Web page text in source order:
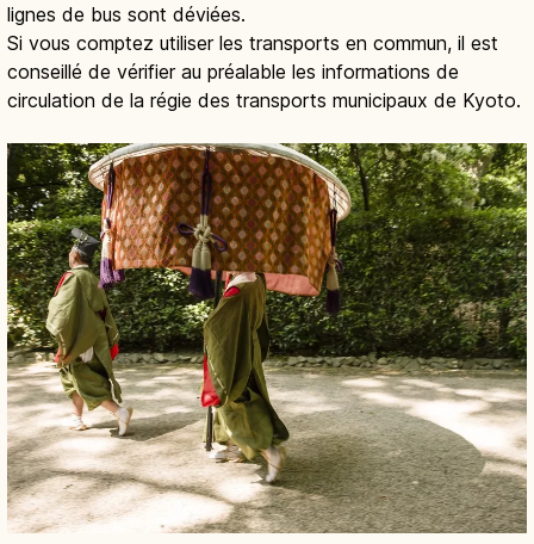
lignes de bus sont déviées.
Si vous comptez utiliser les transports en commun, il est
conseillé de vérifier au préalable les informations de
circulation de la régie des transports municipaux de Kyoto.